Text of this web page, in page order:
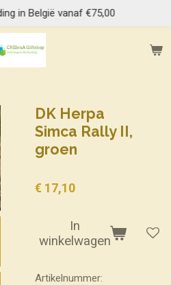
in België vanaf €75,00
DK Herpa
Simca Rally II,
groen
€ 17,10
In
winkelwagen
Artikelnummer: